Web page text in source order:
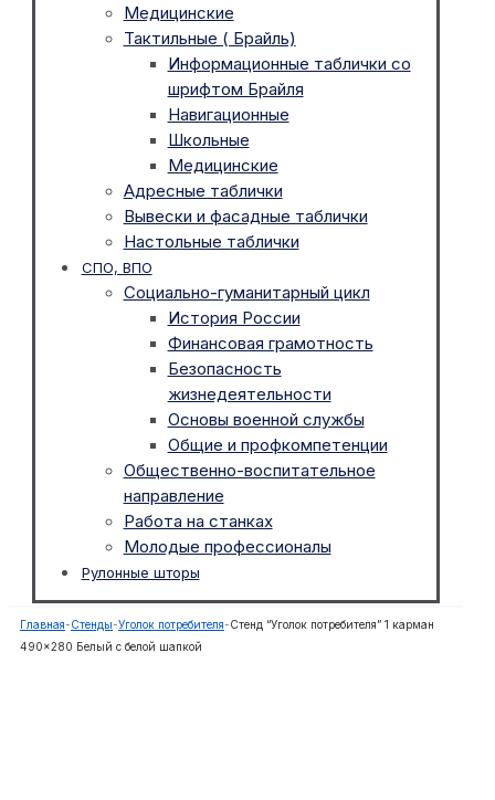
Медицинские
Тактильные ( Брайль)
Информационные таблички со
шрифтом Брайля
Навигационные
Школьные
Медицинские
Адресные таблички
Вывески и фасадные таблички
Настольные таблички
СПО, ВПО
Социально-гуманитарный цикл
История России
Финансовая грамотность
Безопасность
жизнедеятельности
Основы военной службы
Общие и профкомпетенции
Общественно-воспитательное
направление
Работа на станках
Молодые профессионалы
Рулонные шторы
Главная-Стенды-Уголок потребителя-Стенд “Уголок потребителя” 1 карман
490×280 Белый с белой шапкой